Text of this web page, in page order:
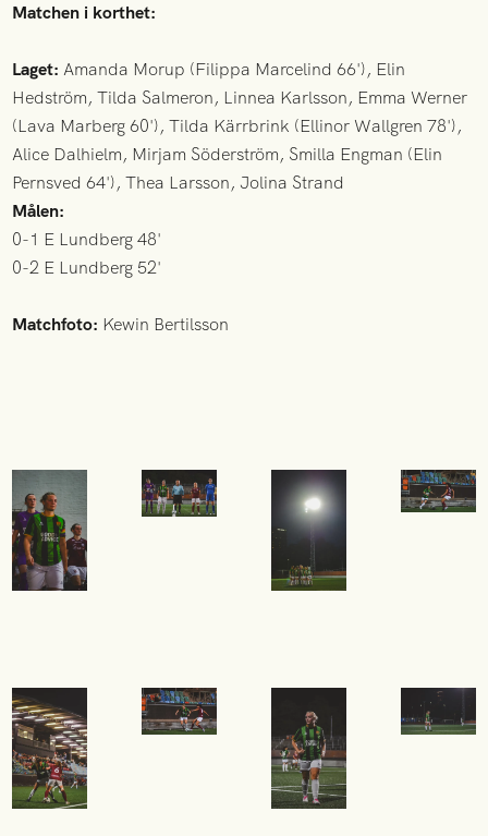
Matchen i korthet:
Laget: Amanda Morup (Filippa Marcelind 66'), Elin
Hedström, Tilda Salmeron, Linnea Karlsson, Emma Werner
(Lava Marberg 60'), Tilda Kärrbrink (Ellinor Wallgren 78'),
Alice Dalhielm, Mirjam Söderström, Smilla Engman (Elin
Pernsved 64'), Thea Larsson, Jolina Strand
Målen:
0-1 E Lundberg 48'
0-2 E Lundberg 52'
Matchfoto: Kewin Bertilsson